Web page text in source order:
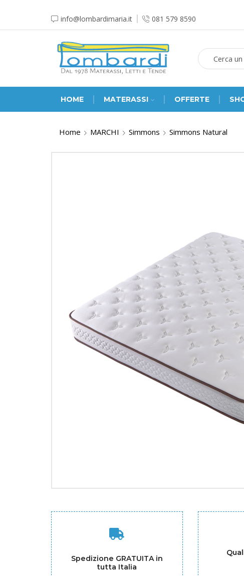
info@lombardimaria.it 081 579 8590
HOME MATERASSI OFFERTE
Home MARCHI Simmons Simmons Natural
Spedizione GRATUITA in
tutta Italia